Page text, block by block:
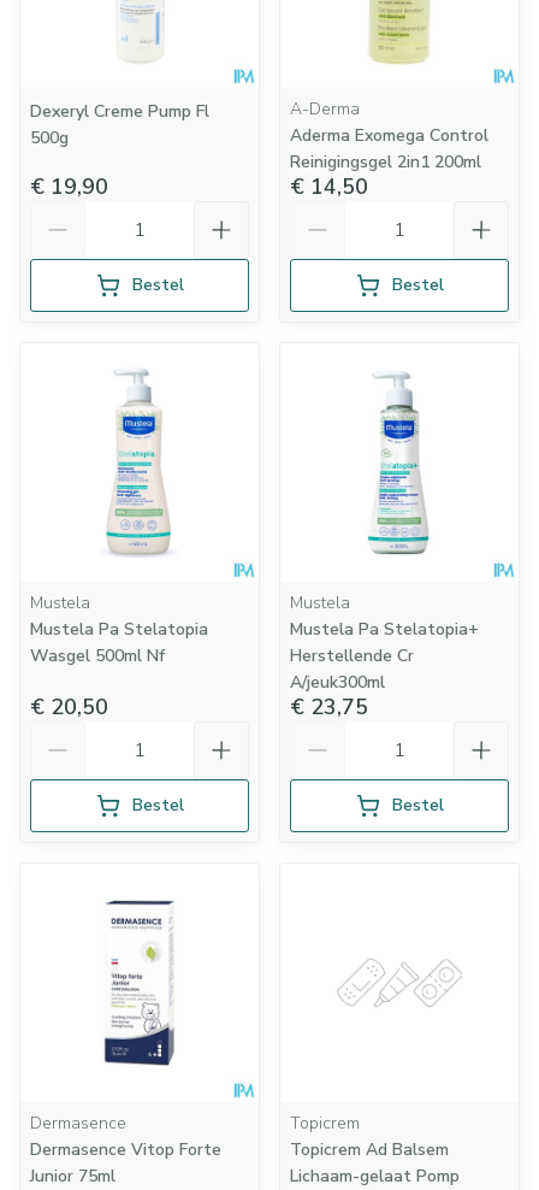
Dexeryl Creme Pump Fl
500g
€ 19,90
Bestel
A-Derma
Aderma Exomega Control
Reinigingsgel 2in1 200ml
€ 14,50
Bestel
Mustela
Mustela Pa Stelatopia
Wasgel 500ml Nf
€ 20,50
Bestel
Mustela
Mustela Pa Stelatopia+
Herstellende Cr
A/jeuk300ml
€ 23,75
Bestel
Dermasence
Dermasence Vitop Forte
Junior 75ml
Topicrem
Topicrem Ad Balsem
Lichaam-gelaat Pomp